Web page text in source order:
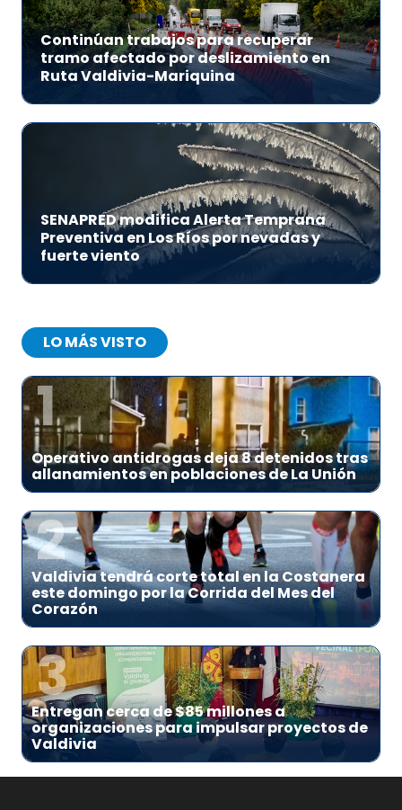
Continúan trabajos para recuperar
tramo afectado por deslizamiento en
Ruta Valdivia-Mariquina
SENAPRED modifica Alerta Temprana
Preventiva en Los Ríos por nevadas y
fuerte viento
LO MÁS VISTO
1
Operativo antidrogas deja 8 detenidos tras
allanamientos en poblaciones de La Unión
2
Valdivia tendrá corte total en la Costanera
este domingo por la Corrida del Mes del
Corazón
3
Entregan cerca de $85 millones a
organizaciones para impulsar proyectos de
Valdivia